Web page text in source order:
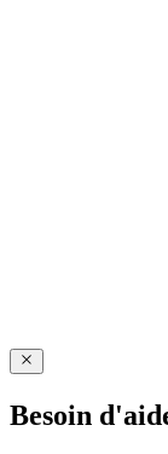
Besoin